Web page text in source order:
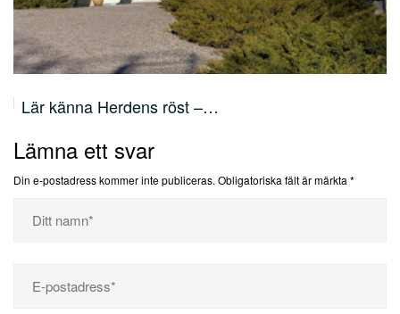
Lär känna Herdens röst –…
Lämna ett svar
Din e-postadress kommer inte publiceras. Obligatoriska fält är märkta *